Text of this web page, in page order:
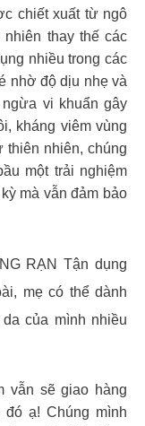
chiết xuất từ ngô
thay thế các
nhiều trong các
nhờ độ dịu nhẹ và
ngừa vi khuẩn gây
kháng viêm vùng
thiên nhiên, chúng
một trải nghiệm
mà vẫn đảm bảo
RẠN Tận dụng
mẹ có thể dành
của mình nhiều
vẫn sẽ giao hàng
ạ! Chúng mình